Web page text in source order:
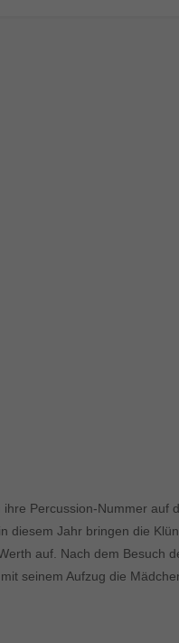
Percussion-Nummer
Jahr bringen die
auf. Nach dem Besuch
seinem Aufzug die